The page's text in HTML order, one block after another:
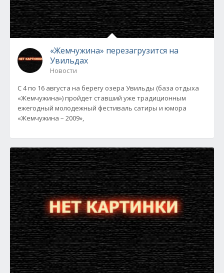
«Жемчужина» перезагрузится на
Увильдах
Новости
С 4 по 16 августа на берегу озера Увильды (база отдыха
«Жемчужина») пройдет ставший уже традиционным
ежегодный молодежный фестиваль сатиры и юмора
«Жемчужина – 2009»,